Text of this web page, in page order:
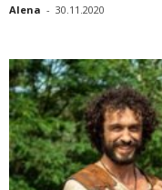
Alena - 30.11.2020